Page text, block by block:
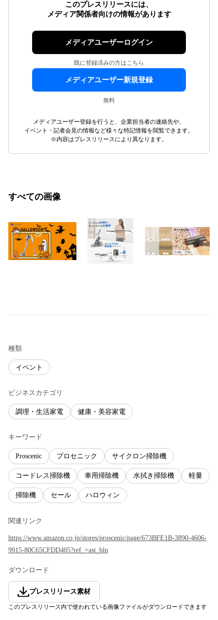
このプレスリリースには、
メディア関係者向けの情報があります
メディアユーザーログイン
既に登録済みの方はこちら
メディアユーザー新規登録
無料
メディアユーザー登録を行うと、企業担当者の連絡先や、
イベント・記者会見の情報など様々な特記情報を閲覧できます。
※内容はプレスリリースにより異なります。
すべての画像
種類
イベント
ビジネスカテゴリ
調理・生活家電 健康・美容家電
キーワード
Proscenic プロセニック サイクロン掃除機
コードレス掃除機 車用掃除機 水拭き掃除機 軽量
掃除機 セール ハロウィン
関連リンク
https://www.amazon.co.jp/stores/proscenic/page/673BFE1B-3890-4606-
9915-80C65CFDD405?ref_=ast_bln
ダウンロード
プレスリリース素材
このプレスリリース内で使われている画像ファイルがダウンロードできます